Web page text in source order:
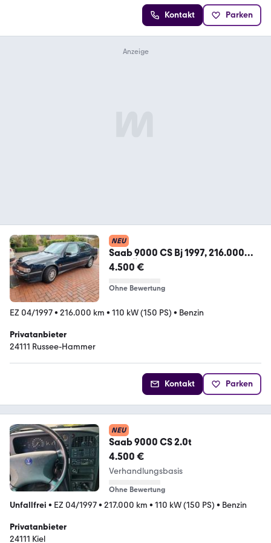
Kontakt Parken
NEU
Saab 9000 CS Bj 1997, 216.000
km, TÜV 5/28...
4.500 €
Ohne Bewertung
EZ 04/1997• 216.000 km • 110 kW (150 PS) • Benzin
Privatanbieter
24111 Russee-Hammer
Kontakt Parken
NEU
Saab 9000 CS 2.0t
4.500 €
Verhandlungsbasis
Ohne Bewertung
Unfallfrei • EZ 04/1997• 217.000 km • 110 kW (150 PS) • Benzin
Privatanbieter
24111 Kiel